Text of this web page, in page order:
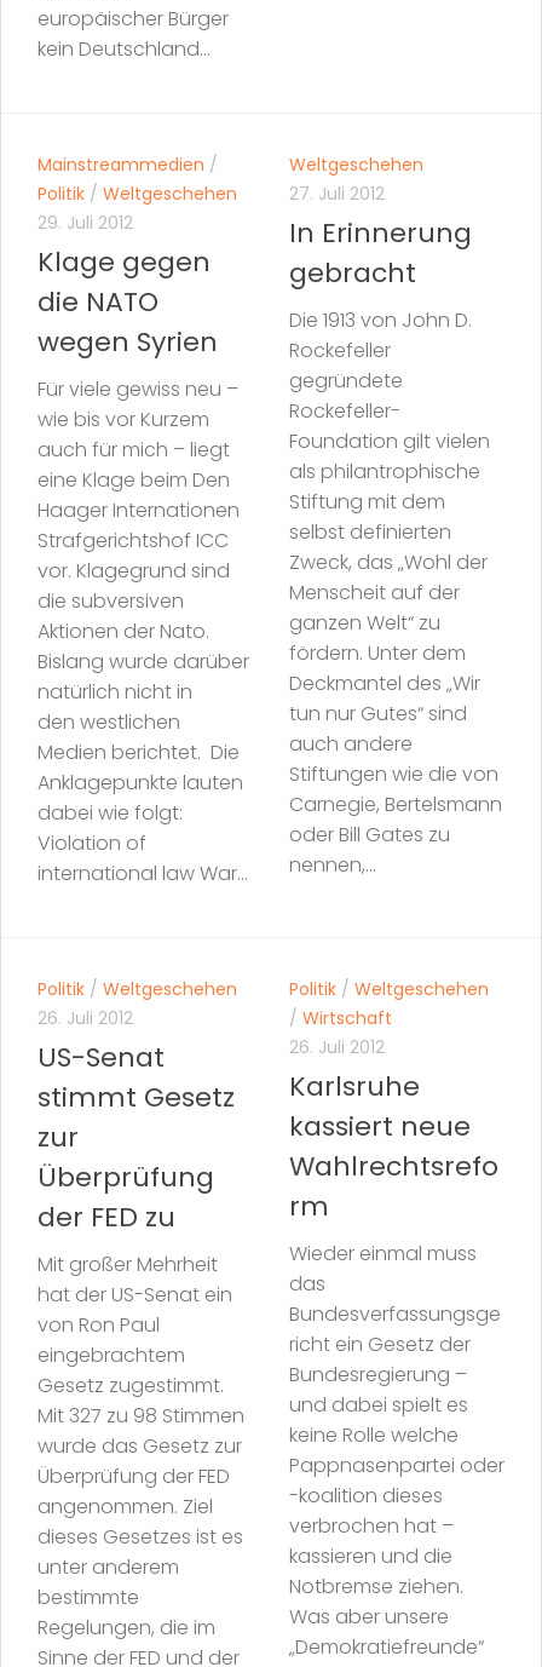
europäischer Bürger
kein Deutschland...
Mainstreammedien /
Politik / Weltgeschehen
29. Juli 2012
Klage gegen
die NATO
wegen Syrien
Für viele gewiss neu –
wie bis vor Kurzem
auch für mich – liegt
eine Klage beim Den
Haager Internationen
Strafgerichtshof ICC
vor. Klagegrund sind
die subversiven
Aktionen der Nato.
Bislang wurde darüber
natürlich nicht in
den westlichen
Medien berichtet. Die
Anklagepunkte lauten
dabei wie folgt:
Violation of
international law War...
Weltgeschehen
27. Juli 2012
In Erinnerung
gebracht
Die 1913 von John D.
Rockefeller
gegründete
Rockefeller-
Foundation gilt vielen
als philantrophische
Stiftung mit dem
selbst definierten
Zweck, das „Wohl der
Menscheit auf der
ganzen Welt“ zu
fördern. Unter dem
Deckmantel des „Wir
tun nur Gutes“ sind
auch andere
Stiftungen wie die von
Carnegie, Bertelsmann
oder Bill Gates zu
nennen,...
Politik / Weltgeschehen
26. Juli 2012
US-Senat
stimmt Gesetz
zur
Überprüfung
der FED zu
Mit großer Mehrheit
hat der US-Senat ein
von Ron Paul
eingebrachtem
Gesetz zugestimmt.
Mit 327 zu 98 Stimmen
wurde das Gesetz zur
Überprüfung der FED
angenommen. Ziel
dieses Gesetzes ist es
unter anderem
bestimmte
Regelungen, die im
Sinne der FED und der
Politik / Weltgeschehen
/ Wirtschaft
26. Juli 2012
Karlsruhe
kassiert neue
Wahlrechtsrefo
rm
Wieder einmal muss
das
Bundesverfassungsge
richt ein Gesetz der
Bundesregierung –
und dabei spielt es
keine Rolle welche
Pappnasenpartei oder
-koalition dieses
verbrochen hat –
kassieren und die
Notbremse ziehen.
Was aber unsere
„Demokratiefreunde“